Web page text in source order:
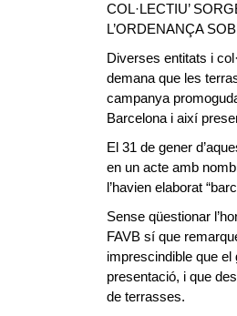
COL·LECTIU’
L’ORDENANÇA
Diverses entitats i
demana que les
campanya
Barcelona i així
El 31 de gener
en un acte amb
l’havien elaborat
Sense qüestionar
FAVB sí que
imprescindible que
presentació, i que
de terrasses.